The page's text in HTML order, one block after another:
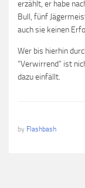
erzählt, er habe
Bull, fünf
auch sie keinen
Wer bis hierhin
“Verwirrend” ist
dazu einfällt.
by Flashbash